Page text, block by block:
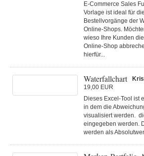
E-Commerce Sales
Vorlage ist ideal für
Bestellvorgänge der
Online-Shops.
wieso Ihre Kunden
Online-Shop
hierfür...
Waterfallchart
19,00 EUR
Dieses Excel-Tool ist
in dem die
visualisiert werden.
eingegeben werden.
werden als